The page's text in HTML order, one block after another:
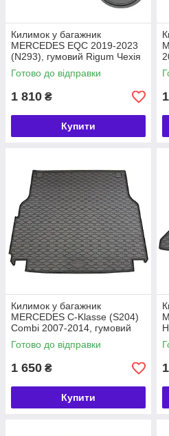
Килимок у багажник
MERCEDES EQC 2019-2023
(N293), гумовий Rigum Чехія
(421002)
Готово до відправки
1 810 ₴
Купити
Килимок у багажник
MERCEDES C-Klasse (S204)
Combi 2007-2014, гумовий
Rigum Чехія (421187)
Готово до відправки
1 650 ₴
Купити